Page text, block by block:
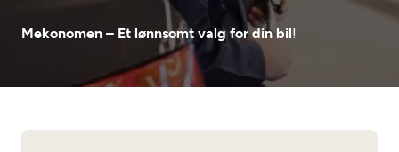
Mekonomen Bilkonto
Nybilgaranti og fabrikkgaranti
Mekonomen – Et lønnsomt valg for din bil!